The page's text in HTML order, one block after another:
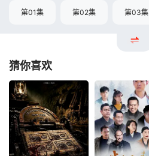
第01集 第02集 第03集
猜你喜欢